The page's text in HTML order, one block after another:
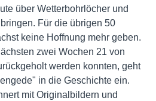
über Wetterbohrlöcher und
Für die übrigen 50
keine Hoffnung mehr geben.
zwei Wochen 21 von
werden konnten, geht
in die Geschichte ein.
mit Originalbildern und